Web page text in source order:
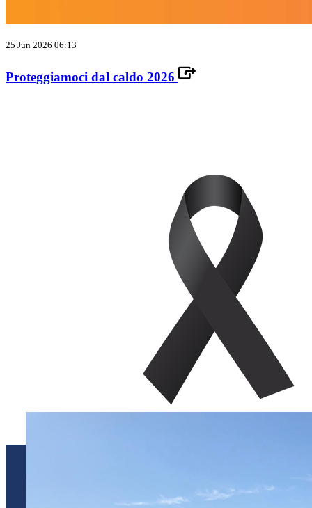
25 Jun 2026 06:13
Proteggiamoci dal caldo 2026